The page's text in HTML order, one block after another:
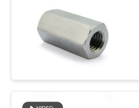
HABERLER
BIR
İSTE